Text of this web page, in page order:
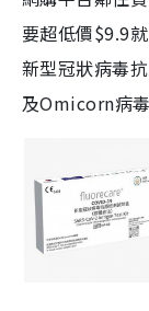
要超低價$9.9
新型冠狀病毒
及Omicorn病